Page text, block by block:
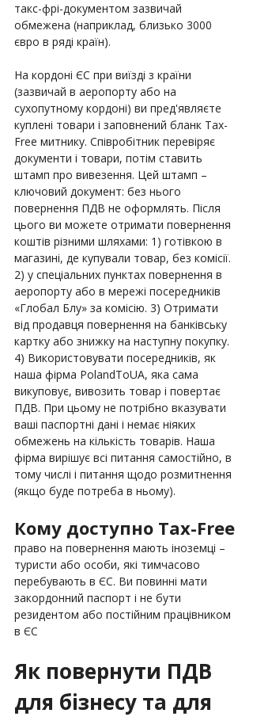
такс-фрі-документом зазвичай
обмежена (наприклад, близько 3000
євро в ряді країн).
На кордоні ЄС при виїзді з країни
(зазвичай в аеропорту або на
сухопутному кордоні) ви пред'являєте
куплені товари і заповнений бланк Tax-
Free митнику. Співробітник перевіряє
документи і товари, потім ставить
штамп про вивезення. Цей штамп –
ключовий документ: без нього
повернення ПДВ не оформлять. Після
цього ви можете отримати повернення
коштів різними шляхами: 1) готівкою в
магазині, де купували товар, без комісії.
2) у спеціальних пунктах повернення в
аеропорту або в мережі посередників
«Глобал Блу» за комісію. 3) Отримати
від продавця повернення на банківську
картку або знижку на наступну покупку.
4) Використовувати посередників, як
наша фірма PolandToUA, яка сама
викуповує, вивозить товар і повертає
ПДВ. При цьому не потрібно вказувати
ваші паспортні дані і немає ніяких
обмежень на кількість товарів. Наша
фірма вирішує всі питання самостійно, в
тому числі і питання щодо розмитнення
(якщо буде потреба в ньому).
Кому доступно Tax-Free
право на повернення мають іноземці –
туристи або особи, які тимчасово
перебувають в ЄС. Ви повинні мати
закордонний паспорт і не бути
резидентом або постійним працівником
в ЄС
Як повернути ПДВ
для бізнесу та для